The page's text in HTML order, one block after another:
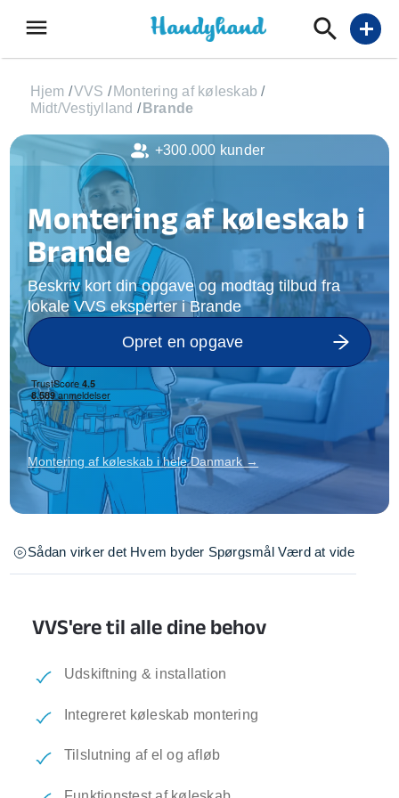
menu add
Hjem /VVS / Montering af køleskab /
Midt/Vestjylland / Brande
Montering af køleskab i
Brande
Beskriv kort din opgave og modtag tilbud fra
lokale VVS eksperter i Brande
Opret en opgave
Montering af køleskab i hele Danmark →
Sådan virker det Hvem byder Spørgsmål Værd at vide
VVS'ere til alle dine behov
Udskiftning & installation
Integreret køleskab montering
Tilslutning af el og afløb
+300.000 kunder